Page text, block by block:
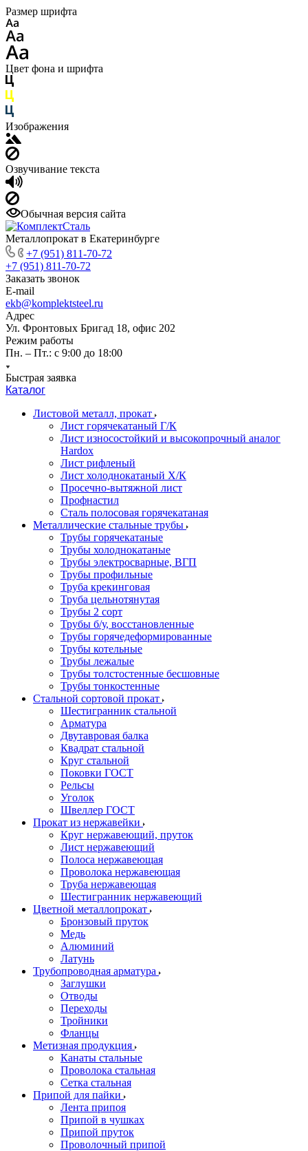
Размер шрифта
Цвет фона и шрифта
Изображения
Озвучивание текста
Обычная версия сайта
Металлопрокат в Екатеринбурге
+7 (951) 811-70-72
+7 (951) 811-70-72
Заказать звонок
E-mail
ekb@komplektsteel.ru
Адрес
Ул. Фронтовых Бригад 18, офис 202
Режим работы
Пн. – Пт.: с 9:00 до 18:00
Быстрая заявка
Каталог
Листовой металл, прокат
Лист горячекатаный Г/К
Лист износостойкий и высокопрочный аналог
Hardox
Лист рифленый
Лист холоднокатаный Х/К
Просечно-вытяжной лист
Профнастил
Сталь полосовая горячекатаная
Металлические стальные трубы
Трубы горячекатаные
Трубы холоднокатаные
Трубы электросварные, ВГП
Трубы профильные
Труба крекинговая
Труба цельнотянутая
Трубы 2 сорт
Трубы б/у, восстановленные
Трубы горячедеформированные
Трубы котельные
Трубы лежалые
Трубы толстостенные бесшовные
Трубы тонкостенные
Стальной сортовой прокат
Шестигранник стальной
Арматура
Двутавровая балка
Квадрат стальной
Круг стальной
Поковки ГОСТ
Рельсы
Уголок
Швеллер ГОСТ
Прокат из нержавейки
Круг нержавеющий, пруток
Лист нержавеющий
Полоса нержавеющая
Проволока нержавеющая
Труба нержавеющая
Шестигранник нержавеющий
Цветной металлопрокат
Бронзовый пруток
Медь
Алюминий
Латунь
Трубопроводная арматура
Заглушки
Отводы
Переходы
Тройники
Фланцы
Метизная продукция
Канаты стальные
Проволока стальная
Сетка стальная
Припой для пайки
Лента припоя
Припой в чушках
Припой пруток
Проволочный припой